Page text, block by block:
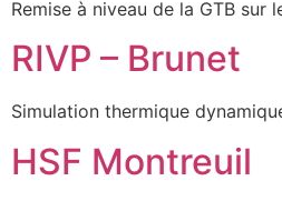
Remise à niveau de la GTB sur
RIVP – Brunet
Simulation thermique
HSF Montreuil